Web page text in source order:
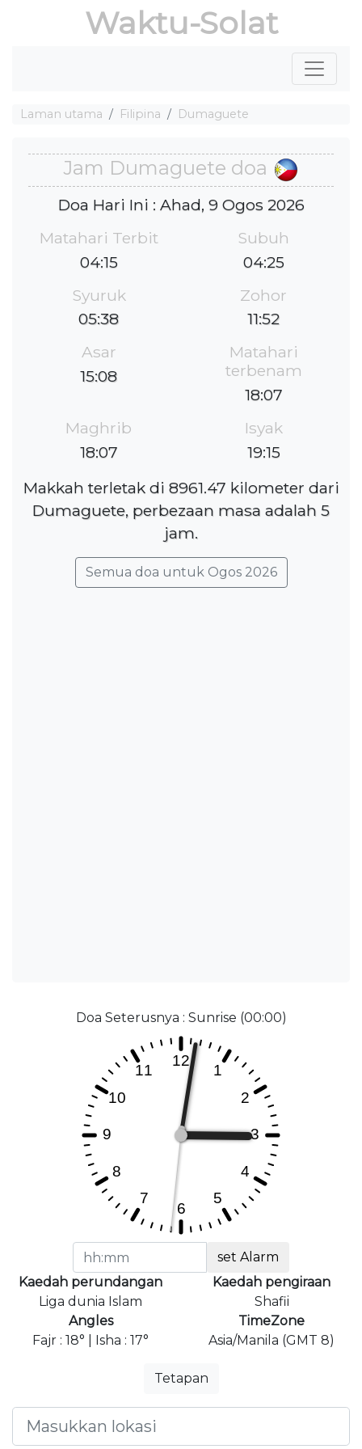
Waktu-Solat
Laman utama Filipina Dumaguete
Jam Dumaguete doa
Doa Hari Ini : Ahad, 9 Ogos 2026
Matahari Terbit
04:15
Subuh
04:25
Syuruk
05:38
Zohor
11:52
Asar
15:08
Matahari
terbenam
18:07
Maghrib
18:07
Isyak
19:15
Makkah terletak di 8961.47 kilometer dari
Dumaguete, perbezaan masa adalah 5
jam.
Semua doa untuk Ogos 2026
Doa Seterusnya : Sunrise (00:00)
set Alarm
Kaedah perundangan
Liga dunia Islam
Kaedah pengiraan
Shafii
Angles
Fajr : 18° | Isha : 17°
TimeZone
Asia/Manila (GMT 8)
Tetapan